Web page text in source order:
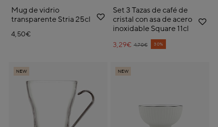
Mug de vidrio
transparente Stria 25cl
4,50€
Set 3 Tazas de café de
cristal con asa de acero
inoxidable Square 11cl
Price reduced from
4,70€
to 30%
3,29€
NEW NEW